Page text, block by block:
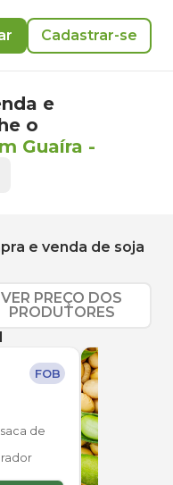
Cadastrar-se
e
o
Guaíra -
e venda de soja
VER PREÇO DOS
PRODUTORES
FOB
de